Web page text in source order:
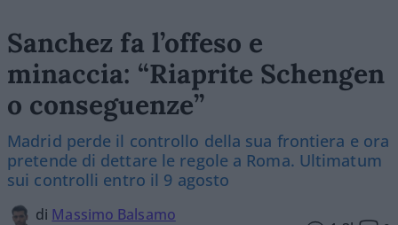
Sanchez fa l’offeso e
minaccia: “Riaprite Schengen
o conseguenze”
Madrid perde il controllo della sua frontiera e ora
pretende di dettare le regole a Roma. Ultimatum
sui controlli entro il 9 agosto
di Massimo Balsamo